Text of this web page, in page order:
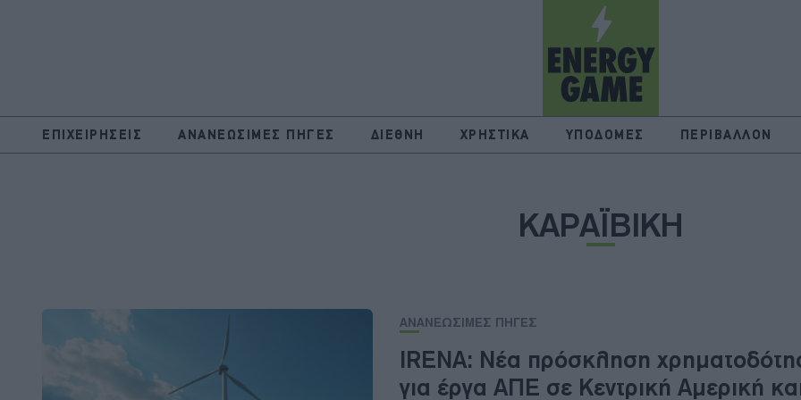
ΕΠΙΧΕΙΡΗΣΕΙΣ ΑΝΑΝΕΩΣΙΜΕΣ ΠΗΓΕΣ ΔΙΕΘΝΗ ΧΡΗΣΤΙΚΑ ΥΠΟΔΟΜΕΣ ΠΕΡΙΒΑΛΛΟΝ
ΚΑΡΑΪΒΙΚΗ
ΑΝΑΝΕΩΣΙΜΕΣ ΠΗΓΕΣ
IRENA: Νέα πρόσκληση
για έργα ΑΠΕ σε Κεντρική Αμερική